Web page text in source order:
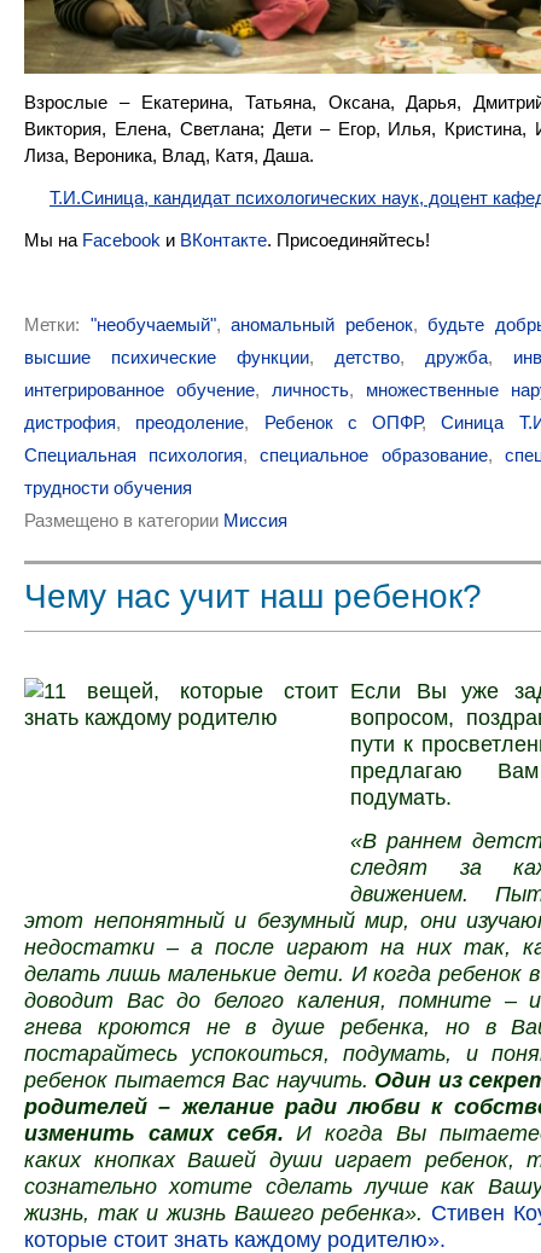
Взрослые – Екатерина, Татьяна, Оксана, Дарья,
Виктория, Елена, Светлана; Дети – Егор, Илья,
Лиза, Вероника, Влад, Катя, Даша.
Т.И.Синица, кандидат психологических наук, доцент
Мы на Facebook и ВКонтакте. Присоединяйтесь!
Метки: "необучаемый",аномальный ребенок,будьте
высшие психические функции, детство, дружба,
интегрированное обучение, личность, множественные
дистрофия, преодоление, Ребенок с ОПФР,Синица
Специальная психология,специальное образование,
трудности обучения
Размещено в категории Миссия
Чему нас учит наш ребенок?
Если Вы уже
вопросом,
пути к
предлагаю
подумать.
«В раннем
следят за
движением.
этот непонятный и безумный мир, они
недостатки – а после играют на них так,
делать лишь маленькие дети. И когда ребенок в
доводит Вас до белого каления, помните –
гнева кроются не в душе ребенка, но в
постарайтесь успокоиться, подумать, и
ребенок пытается Вас научить. Один из
родителей – желание ради любви к
изменить самих себя. И когда Вы
каких кнопках Вашей души играет
сознательно хотите сделать лучше как
жизнь, так и жизнь Вашего ребенка». Стивен
которые стоит знать каждому родителю».